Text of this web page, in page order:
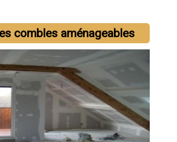
combles aménageables